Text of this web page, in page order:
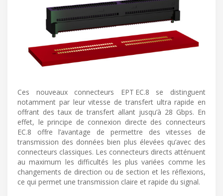
Ces nouveaux connecteurs EPT EC.8 se distinguent
notamment par leur vitesse de transfert ultra rapide en
offrant des taux de transfert allant jusqu’à 28 Gbps. En
effet, le principe de connexion directe des connecteurs
EC.8 offre l’avantage de permettre des vitesses de
transmission des données bien plus élevées qu’avec des
connecteurs classiques. Les connecteurs directs atténuent
au maximum les difficultés les plus variées comme les
changements de direction ou de section et les réflexions,
ce qui permet une transmission claire et rapide du signal.